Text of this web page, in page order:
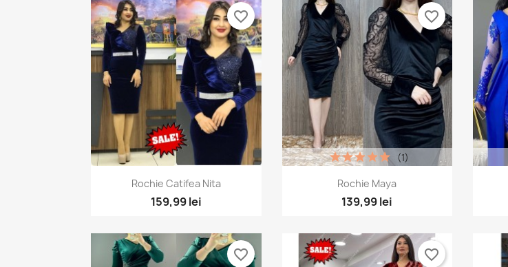
Vizualizare rapida
Rochie Catifea Nita
159,99 lei
favorite_border
Vizualizare rapida
Rochie Maya
139,99 lei
(1)
favorite_border
favorite_border favorite_border